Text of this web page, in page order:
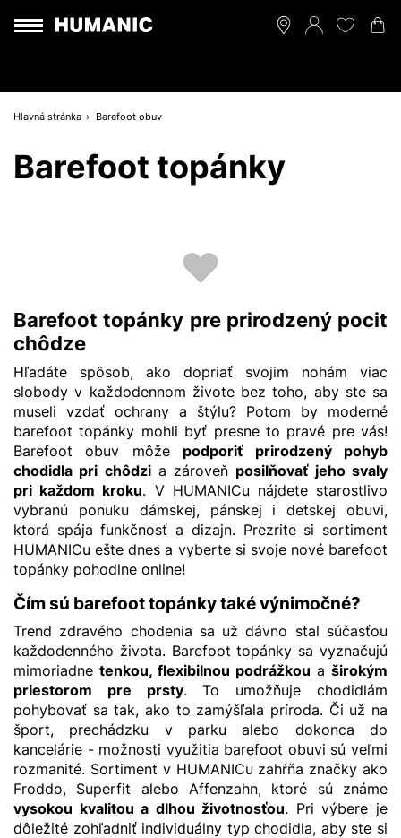
Hlavná stránka Barefoot obuv
Barefoot topánky
Barefoot topánky pre prirodzený pocit
chôdze
Hľadáte spôsob, ako dopriať svojim nohám viac
slobody v každodennom živote bez toho, aby ste sa
museli vzdať ochrany a štýlu? Potom by moderné
barefoot topánky mohli byť presne to pravé pre vás!
Barefoot obuv môže podporiť prirodzený pohyb
chodidla pri chôdzia zároveň posilňovať jeho svaly
pri každom kroku. V HUMANICu nájdete starostlivo
vybranú ponuku dámskej, pánskej idetskej obuvi,
ktorá spája funkčnosť a dizajn. Prezrite si sortiment
HUMANICu ešte dnes a vyberte si svoje nové barefoot
topánky pohodlne online!
Čím sú barefoot topánky také výnimočné?
Trend zdravého chodenia sa už dávno stal súčasťou
každodenného života. Barefoot topánky sa vyznačujú
mimoriadne tenkou, flexibilnou podrážkou a širokým
priestorom pre prsty. To umožňuje chodidlám
pohybovať sa tak, ako to zamýšľala príroda. Či už na
šport, prechádzku v parku alebo dokonca do
kancelárie - možnosti využitia barefoot obuvi sú veľmi
rozmanité. Sortiment v HUMANICu zahŕňa značky ako
Froddo, Superfit aleboAffenzahn, ktoré sú známe
vysokou kvalitou a dlhou životnosťou. Pri výbere je
dôležité zohľadniť individuálny typ chodidla, aby ste si